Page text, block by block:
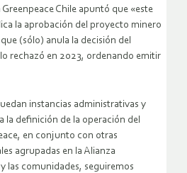
Chile apuntó que «este
la aprobación del proyecto minero
(sólo) anula la decisión del
rechazó en 2023, ordenando emitir
instancias administrativas y
la definición de la operación del
en conjunto con otras
agrupadas en la Alianza
las comunidades, seguiremos